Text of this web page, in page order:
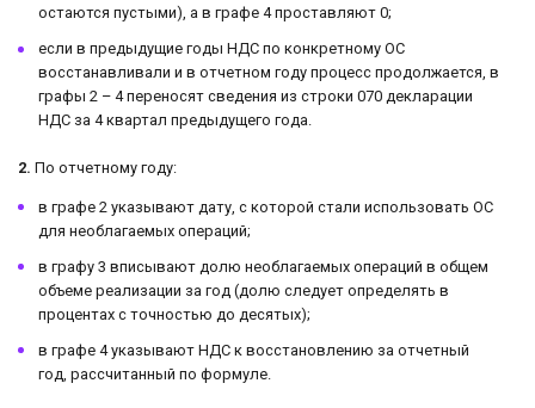
остаются пустыми), а в графе 4 проставляют 0;
если в предыдущие годы НДС по конкретному ОС
восстанавливали и в отчетном году процесс продолжается, в
графы 2 – 4 переносят сведения из строки 070 декларации
НДС за 4 квартал предыдущего года.
2. По отчетному году:
в графе 2 указывают дату, с которой стали использовать ОС
для необлагаемых операций;
в графу 3 вписывают долю необлагаемых операций в общем
объеме реализации за год (долю следует определять в
процентах с точностью до десятых);
в графе 4 указывают НДС к восстановлению за отчетный
год, рассчитанный по формуле.